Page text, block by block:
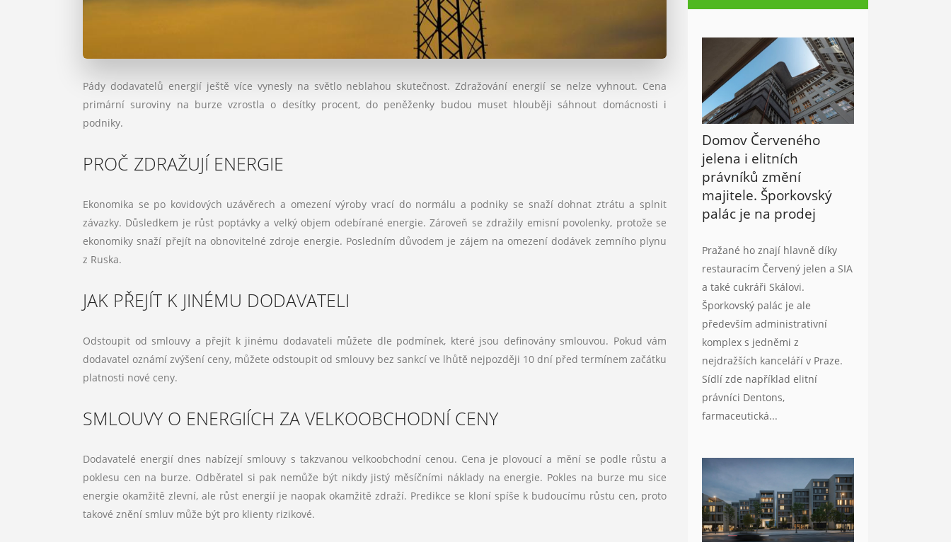
Pády dodavatelů energií ještě více vynesly na světlo neblahou skutečnost. Zdražování energií se nelze vyhnout. Cena
primární suroviny na burze vzrostla o desítky procent, do peněženky budou muset hlouběji sáhnout domácnosti i
podniky.
PROČ ZDRAŽUJÍ ENERGIE
Ekonomika se po kovidových uzávěrech a omezení výroby vrací do normálu a podniky se snaží dohnat ztrátu a splnit
závazky. Důsledkem je růst poptávky a velký objem odebírané energie. Zároveň se zdražily emisní povolenky, protože se
ekonomiky snaží přejít na obnovitelné zdroje energie. Posledním důvodem je zájem na omezení dodávek zemního plynu
z Ruska.
JAK PŘEJÍT K JINÉMU DODAVATELI
Odstoupit od smlouvy a přejít k jinému dodavateli můžete dle podmínek, které jsou definovány smlouvou. Pokud vám
dodavatel oznámí zvýšení ceny, můžete odstoupit od smlouvy bez sankcí ve lhůtě nejpozději 10 dní před termínem začátku
platnosti nové ceny.
SMLOUVY O ENERGIÍCH ZA VELKOOBCHODNÍ CENY
Dodavatelé energií dnes nabízejí smlouvy s takzvanou velkoobchodní cenou. Cena je plovoucí a mění se podle růstu a
poklesu cen na burze. Odběratel si pak nemůže být nikdy jistý měsíčními náklady na energie. Pokles na burze mu sice
energie okamžitě zlevní, ale růst energií je naopak okamžitě zdraží. Predikce se kloní spíše k budoucímu růstu cen, proto
takové znění smluv může být pro klienty rizikové.
Domov Červeného
jelena i elitních
právníků změní
majitele. Šporkovský
palác je na prodej
Pražané ho znají hlavně díky
restauracím Červený jelen a SIA
a také cukráři Skálovi.
Šporkovský palác je ale
především administrativní
komplex s jedněmi z
nejdražších kanceláří v Praze.
Sídlí zde například elitní
právníci Dentons,
farmaceutická...